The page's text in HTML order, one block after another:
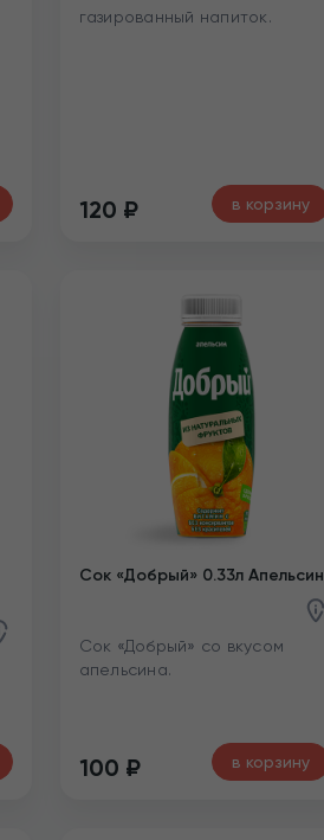
газированный напиток.
120 ₽ в корзину
Сок «Добрый» 0.33л Апельсин
Сок «Добрый» со вкусом
апельсина.
100 ₽ в корзину